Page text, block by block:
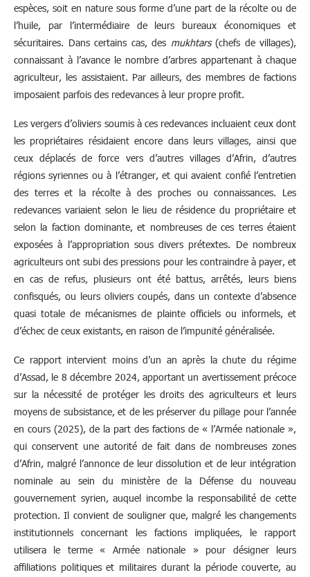
espèces, soit en nature sous forme d’une part de la récolte ou de
l’huile, par l’intermédiaire de leurs bureaux économiques et
sécuritaires. Dans certains cas, des mukhtars(chefs de villages),
connaissant à l’avance le nombre d’arbres appartenant à chaque
agriculteur, les assistaient. Par ailleurs, des membres de factions
imposaient parfois des redevances à leur propre profit.
Les vergers d’oliviers soumis à ces redevances incluaient ceux dont
les propriétaires résidaient encore dans leurs villages, ainsi que
ceux déplacés de force vers d’autres villages d’Afrin, d’autres
régions syriennes ou à l’étranger, et qui avaient confié l’entretien
des terres et la récolte à des proches ou connaissances. Les
redevances variaient selon le lieu de résidence du propriétaire et
selon la faction dominante, et nombreuses de ces terres étaient
exposées à l’appropriation sous divers prétextes. De nombreux
agriculteurs ont subi des pressions pour les contraindre à payer, et
en cas de refus, plusieurs ont été battus, arrêtés, leurs biens
confisqués, ou leurs oliviers coupés, dans un contexte d’absence
quasi totale de mécanismes de plainte officiels ou informels, et
d’échec de ceux existants, en raison de l’impunité généralisée.
Ce rapport intervient moins d’un an après la chute du régime
d’Assad, le 8 décembre 2024, apportant un avertissement précoce
sur la nécessité de protéger les droits des agriculteurs et leurs
moyens de subsistance, et de les préserver du pillage pour l’année
en cours (2025), de la part des factions de « l’Armée nationale »,
qui conservent une autorité de fait dans de nombreuses zones
d’Afrin, malgré l’annonce de leur dissolution et de leur intégration
nominale au sein du ministère de la Défense du nouveau
gouvernement syrien, auquel incombe la responsabilité de cette
protection. Il convient de souligner que, malgré les changements
institutionnels concernant les factions impliquées, le rapport
utilisera le terme « Armée nationale » pour désigner leurs
affiliations politiques et militaires durant la période couverte, au